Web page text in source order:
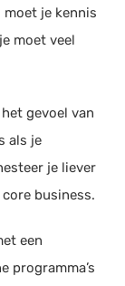
je kennis
moet veel
gevoel van
als je
je liever
business.
een
programma’s